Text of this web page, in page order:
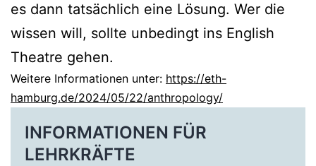
es dann tatsächlich eine Lösung. Wer die
wissen will, sollte unbedingt ins English
Theatre gehen.
Weitere Informationen unter: https://eth-
hamburg.de/2024/05/22/anthropology/
INFORMATIONEN FÜR
LEHRKRÄFTE